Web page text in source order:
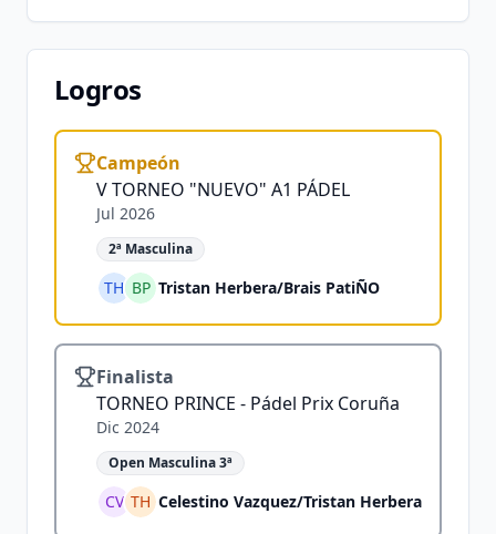
Logros
Campeón
V TORNEO "NUEVO" A1 PÁDEL
Jul 2026
2ª Masculina
TH BP Tristan Herbera/Brais PatiÑO
Finalista
TORNEO PRINCE - Pádel Prix Coruña
Dic 2024
Open Masculina 3ª
CV TH Celestino Vazquez/Tristan Herbera